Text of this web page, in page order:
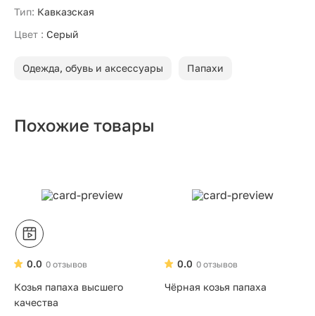
Тип: Кавказская
Цвет : Серый
Одежда, обувь и аксессуары Папахи
Похожие товары
0 отзывов
0.0
Козья папаха высшего
качества
0 отзывов
0.0
Чёрная козья папаха